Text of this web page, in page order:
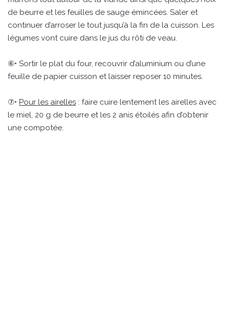
de beurre et les feuilles de sauge émincées. Saler et
continuer d’arroser le tout jusqu’à la fin de la cuisson. Les
légumes vont cuire dans le jus du rôti de veau.
⑥• Sortir le plat du four, recouvrir d’aluminium ou d’une
feuille de papier cuisson et laisser reposer 10 minutes.
⑦• Pour les airelles : faire cuire lentement les airelles avec
le miel, 20 g de beurre et les 2 anis étoilés afin d’obtenir
une compotée.